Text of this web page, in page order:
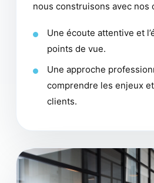
nous construisons avec nos
Une écoute attentive et
points de vue.
Une approche
comprendre les enjeux
clients.